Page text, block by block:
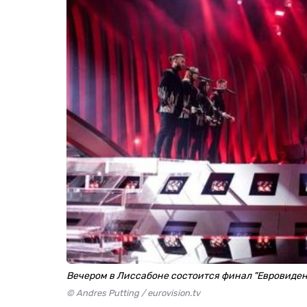
Вечером в Лиссабоне состоится финал
© Andres Putting / eurovision.tv